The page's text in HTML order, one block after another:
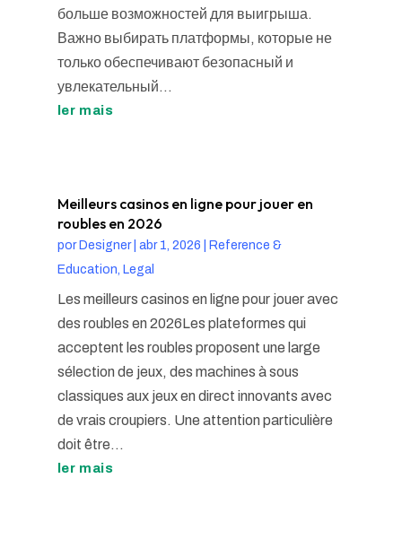
больше возможностей для выигрыша.
Важно выбирать платформы, которые не
только обеспечивают безопасный и
увлекательный...
ler mais
Meilleurs casinos en ligne pour jouer en
roubles en 2026
por Designer| abr 1, 2026
Reference &
Education, Legal
Les meilleurs casinos en ligne pour jouer avec
des roubles en 2026Les plateformes qui
acceptent les roubles proposent une large
sélection de jeux, des machines à sous
classiques aux jeux en direct innovants avec
de vrais croupiers. Une attention particulière
doit être...
ler mais